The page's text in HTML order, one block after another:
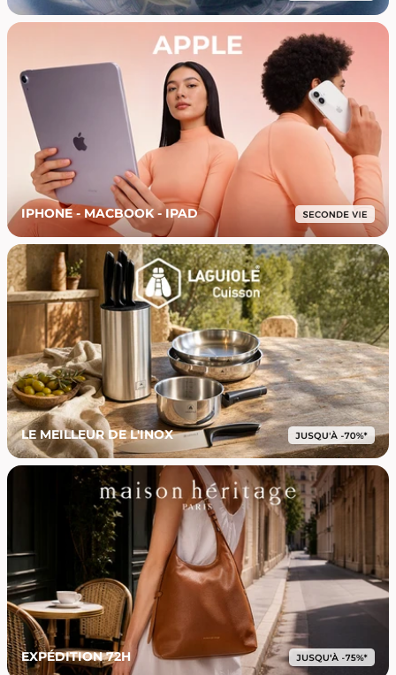
IPHONE - MACBOOK - IPAD
LE MEILLEUR DE L'INOX
EXPÉDITION 72H